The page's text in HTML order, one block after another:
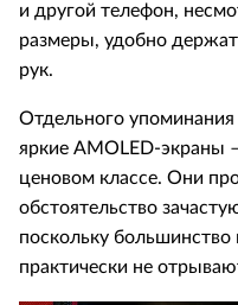
и другой телефон,
размеры, удобно
рук.
Отдельного
яркие AMOLED-экраны
ценовом классе. Они
обстоятельство
поскольку
практически не